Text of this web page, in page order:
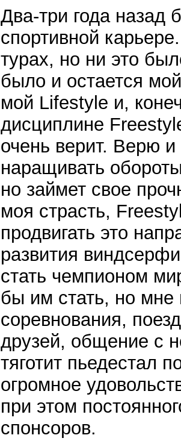
Два-три года
спортивной
турах, но ни это
было и остается
мой Lifestyle и,
дисциплине
очень верит. Верю и
наращивать
но займет свое
моя страсть,
продвигать это
развития
стать чемпионом
бы им стать, но мне
соревнования,
друзей, общение с
тяготит пьедестал
огромное
при этом
спонсоров.